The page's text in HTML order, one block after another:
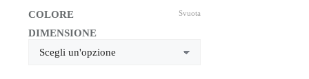
COLORE
DIMENSIONE
Svuota